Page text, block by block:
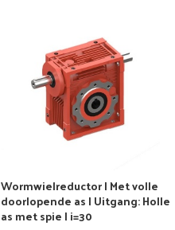
Wormwielreductor | Met volle
doorlopende as | Uitgang: Holle
as met spie | i=30